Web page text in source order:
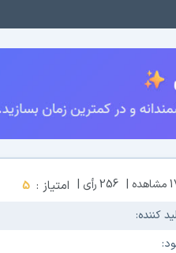
مشاهده | 256رأی | امتیاز : 5
کننده: